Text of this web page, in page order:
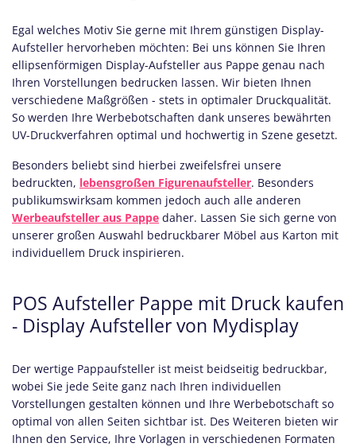
Egal welches Motiv Sie gerne mit Ihrem günstigen Display-
Aufsteller hervorheben möchten: Bei uns können Sie Ihren
ellipsenförmigen Display-Aufsteller aus Pappe genau nach
Ihren Vorstellungen bedrucken lassen. Wir bieten Ihnen
verschiedene Maßgrößen - stets in optimaler Druckqualität.
So werden Ihre Werbebotschaften dank unseres bewährten
UV-Druckverfahren optimal und hochwertig in Szene gesetzt.
Besonders beliebt sind hierbei zweifelsfrei unsere
bedruckten, lebensgroßen Figurenaufsteller. Besonders
publikumswirksam kommen jedoch auch alle anderen
Werbeaufsteller aus Pappe daher. Lassen Sie sich gerne von
unserer großen Auswahl bedruckbarer Möbel aus Karton mit
individuellem Druck inspirieren.
POS Aufsteller Pappe mit Druck kaufen
- Display Aufsteller von Mydisplay
Der wertige Pappaufsteller ist meist beidseitig bedruckbar,
wobei Sie jede Seite ganz nach Ihren individuellen
Vorstellungen gestalten können und Ihre Werbebotschaft so
optimal von allen Seiten sichtbar ist. Des Weiteren bieten wir
Ihnen den Service, Ihre Vorlagen in verschiedenen Formaten